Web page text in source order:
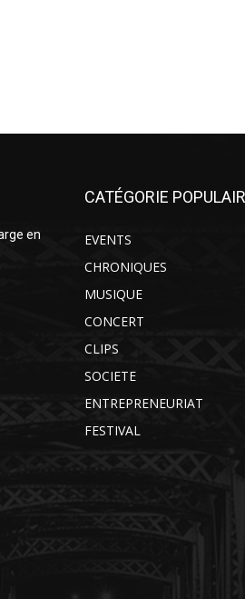
en
CATÉGORIE
EVENTS
CHRONIQUES
MUSIQUE
CONCERT
CLIPS
SOCIETE
ENTREPRENEURIAT
FESTIVAL